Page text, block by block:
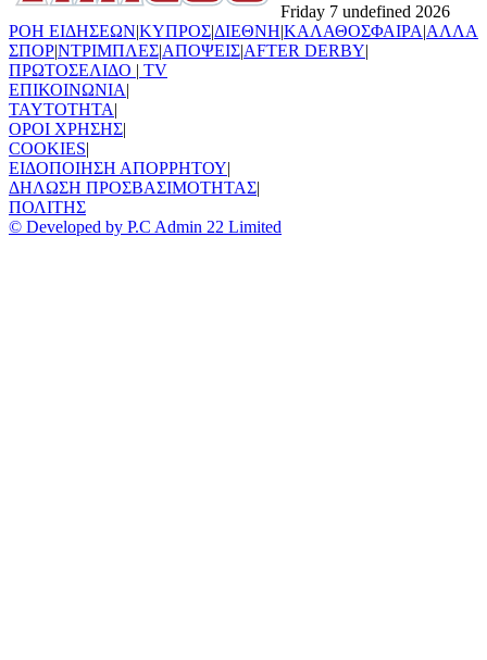
Friday 7 undefined 2026
ΡΟΗ ΕΙΔΗΣΕΩΝ|ΚΥΠΡΟΣ|ΔΙΕΘΝΗ|ΚΑΛΑΘΟΣΦΑΙΡΑ|ΑΛΛΑ
ΣΠΟΡ|ΝΤΡΙΜΠΛΕΣ|ΑΠΟΨΕΙΣ|AFTER DERBY|
ΠΡΩΤΟΣΕΛΙΔΟ | TV
ΕΠΙΚΟΙΝΩΝΙΑ|
TAYTOTHTA|
ΟΡΟΙ ΧΡΗΣΗΣ|
COOKIES|
ΕΙΔΟΠΟΙΗΣΗ ΑΠΟΡΡΗΤΟΥ|
ΔΗΛΩΣΗ ΠΡΟΣΒΑΣΙΜΟΤΗΤΑΣ|
ΠΟΛΙΤΗΣ
© Developed by P.C Admin 22 Limited